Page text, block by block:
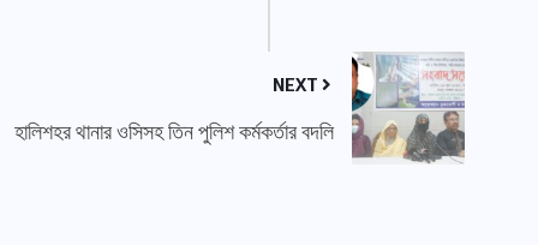
NEXT
হালিশহর থানার ওসিসহ তিন পুলিশ কর্মকর্তার বদলি